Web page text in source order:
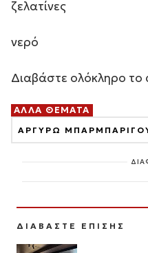
ζελατίνες
νερό
Διαβάστε ολόκληρο
ΑΛΛΑ ΘΕΜΑΤΑ
ΑΡΓΥΡΩ
ΔΙΑΒΑΣΤΕ ΕΠΙΣΗΣ